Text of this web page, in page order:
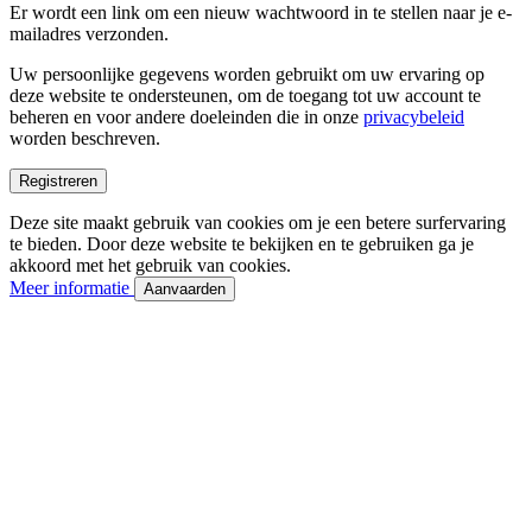
Er wordt een link om een nieuw wachtwoord in te stellen naar je e-
mailadres verzonden.
Uw persoonlijke gegevens worden gebruikt om uw ervaring op
deze website te ondersteunen, om de toegang tot uw account te
beheren en voor andere doeleinden die in onze privacybeleid
worden beschreven.
Registreren
Deze site maakt gebruik van cookies om je een betere surfervaring
te bieden. Door deze website te bekijken en te gebruiken ga je
akkoord met het gebruik van cookies.
Meer informatie
Aanvaarden